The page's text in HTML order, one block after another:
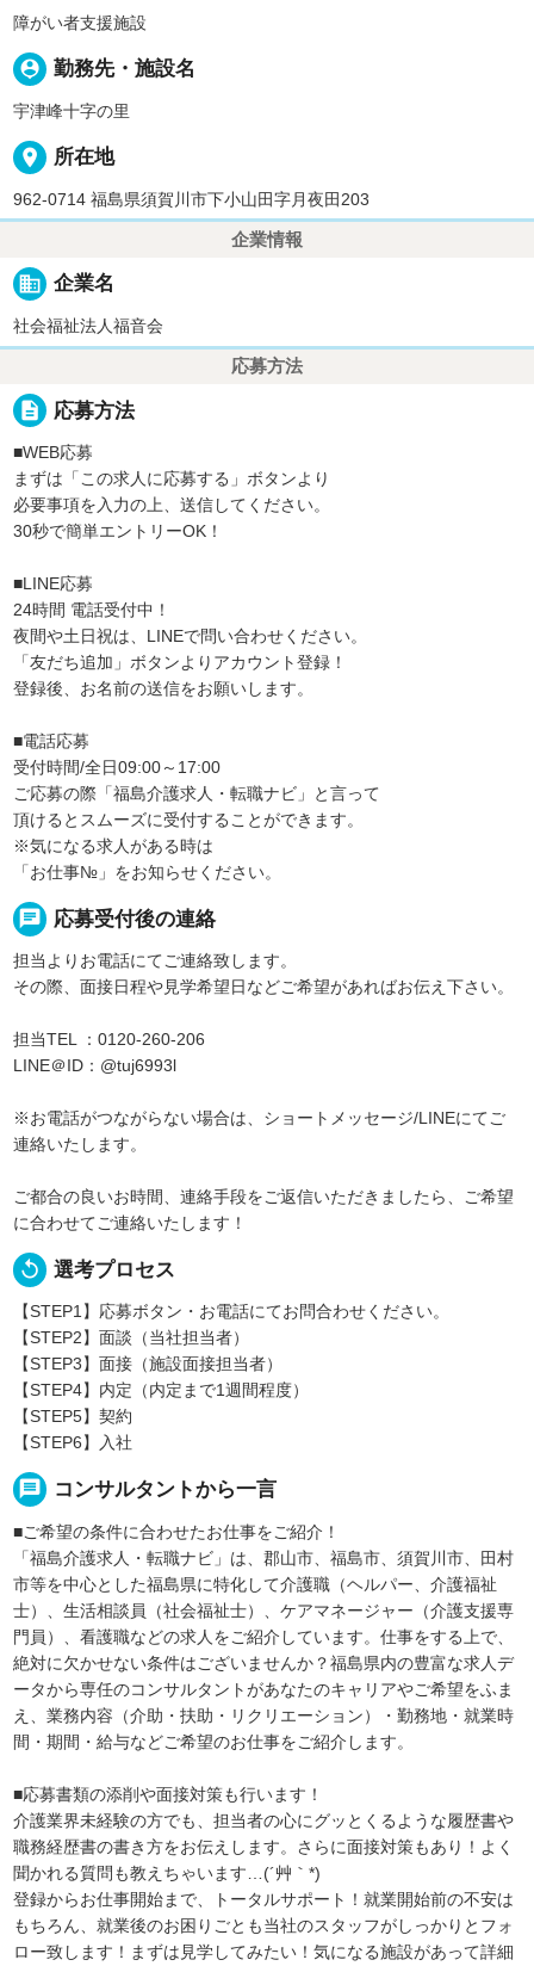
障がい者支援施設
person_pin 勤務先・施設名
宇津峰十字の里
place 所在地
962-0714 福島県須賀川市下小山田字月夜田203
企業情報
business 企業名
社会福祉法人福音会
応募方法
description 応募方法
■WEB応募
まずは「この求人に応募する」ボタンより
必要事項を入力の上、送信してください。
30秒で簡単エントリーOK！
■LINE応募
24時間 電話受付中！
夜間や土日祝は、LINEで問い合わせください。
「友だち追加」ボタンよりアカウント登録！
登録後、お名前の送信をお願いします。
■電話応募
受付時間/全日09:00～17:00
ご応募の際「福島介護求人・転職ナビ」と言って
頂けるとスムーズに受付することができます。
※気になる求人がある時は
「お仕事№」をお知らせください。
chat 応募受付後の連絡
担当よりお電話にてご連絡致します。
その際、面接日程や見学希望日などご希望があればお伝え下さい。
担当TEL ：0120-260-206
LINE＠ID：@tuj6993l
※お電話がつながらない場合は、ショートメッセージ/LINEにてご
連絡いたします。
ご都合の良いお時間、連絡手段をご返信いただきましたら、ご希望
に合わせてご連絡いたします！
replay 選考プロセス
【STEP1】応募ボタン・お電話にてお問合わせください。
【STEP2】面談（当社担当者）
【STEP3】面接（施設面接担当者）
【STEP4】内定（内定まで1週間程度）
【STEP5】契約
【STEP6】入社
message コンサルタントから一言
■ご希望の条件に合わせたお仕事をご紹介！
「福島介護求人・転職ナビ」は、郡山市、福島市、須賀川市、田村
市等を中心とした福島県に特化して介護職（ヘルパー、介護福祉
士）、生活相談員（社会福祉士）、ケアマネージャー（介護支援専
門員）、看護職などの求人をご紹介しています。仕事をする上で、
絶対に欠かせない条件はございませんか？福島県内の豊富な求人デ
ータから専任のコンサルタントがあなたのキャリアやご希望をふま
え、業務内容（介助・扶助・リクリエーション）・勤務地・就業時
間・期間・給与などご希望のお仕事をご紹介します。
■応募書類の添削や面接対策も行います！
介護業界未経験の方でも、担当者の心にグッとくるような履歴書や
職務経歴書の書き方をお伝えします。さらに面接対策もあり！よく
聞かれる質問も教えちゃいます…(´艸｀*)
登録からお仕事開始まで、トータルサポート！就業開始前の不安は
もちろん、就業後のお困りごとも当社のスタッフがしっかりとフォ
ロー致します！まずは見学してみたい！気になる施設があって詳細